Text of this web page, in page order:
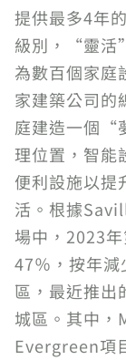
提供最多4年
級別，“靈活
為數百個家
家建築公司的
庭建造一個“
理位置，智能
便利設施以提
活。根據
場中，2023
47％，按年
區，最近推出
城區。其中
Evergreen項